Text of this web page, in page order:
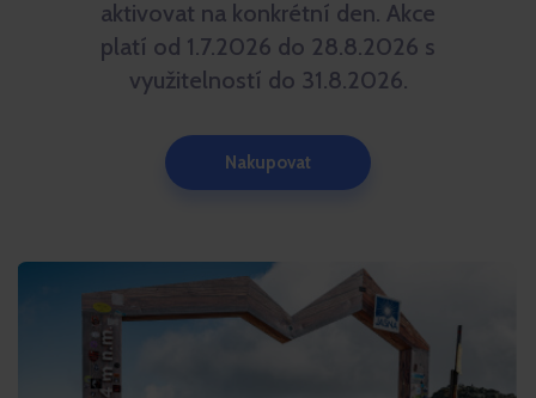
aktivovat na konkrétní den. Akce
platí od 1.7.2026 do 28.8.2026 s
využitelností do 31.8.2026.
Nakupovat